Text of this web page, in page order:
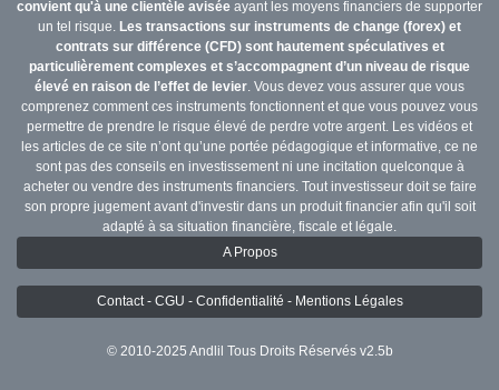
convient qu'à une clientèle avisée ayant les moyens financiers de supporter
un tel risque. Les transactions sur instruments de change (forex) et
contrats sur différence (CFD) sont hautement spéculatives et
particulièrement complexes et s’accompagnent d’un niveau de risque
élevé en raison de l’effet de levier. Vous devez vous assurer que vous
comprenez comment ces instruments fonctionnent et que vous pouvez vous
permettre de prendre le risque élevé de perdre votre argent. Les vidéos et
les articles de ce site n’ont qu’une portée pédagogique et informative, ce ne
sont pas des conseils en investissement ni une incitation quelconque à
acheter ou vendre des instruments financiers. Tout investisseur doit se faire
son propre jugement avant d'investir dans un produit financier afin qu'il soit
adapté à sa situation financière, fiscale et légale.
A Propos
Contact - CGU - Confidentialité - Mentions Légales
© 2010-2025 Andlil Tous Droits Réservés v2.5b